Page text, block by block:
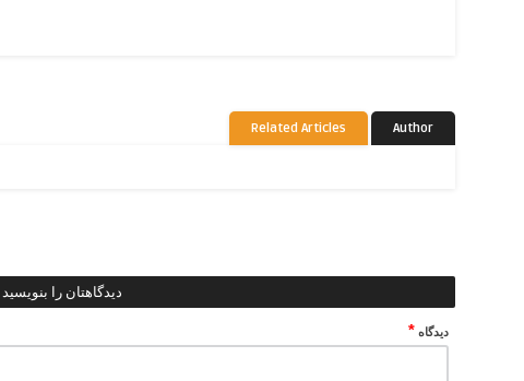
Related Articles Author
دیدگاهتان را بنویسید
دیدگاه*